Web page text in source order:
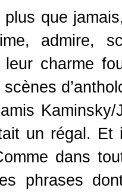
plus que
admire,
leur charme
un régal.
dans
phrases